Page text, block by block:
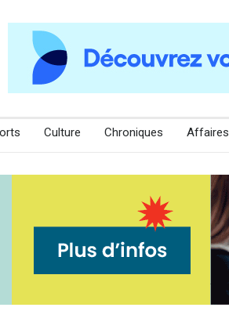
Culture Chroniques Affaires